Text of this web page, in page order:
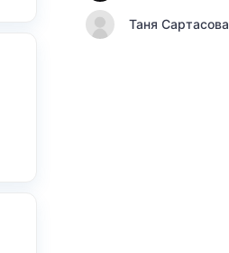
Таня Сартасова